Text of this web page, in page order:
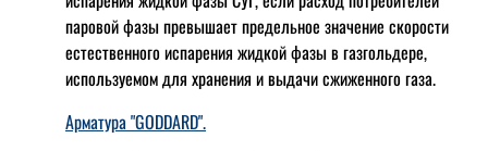
паровой фазы превышает предельное значение скорости
естественного испарения жидкой фазы в газгольдере,
используемом для хранения и выдачи сжиженного газа.
Арматура "GODDARD".